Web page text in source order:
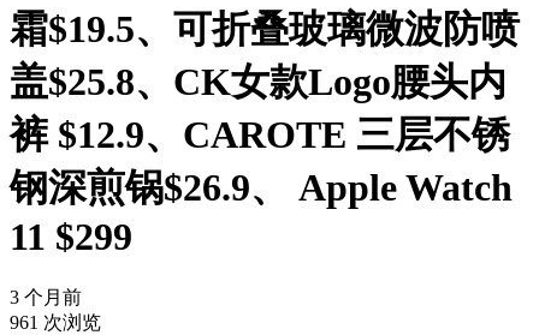
霜$19.5、可折叠玻璃微波防喷
盖$25.8、CK女款Logo腰头内
裤 $12.9、CAROTE 三层不锈
钢深煎锅$26.9、 Apple Watch
11 $299
3 个月前
961 次浏览